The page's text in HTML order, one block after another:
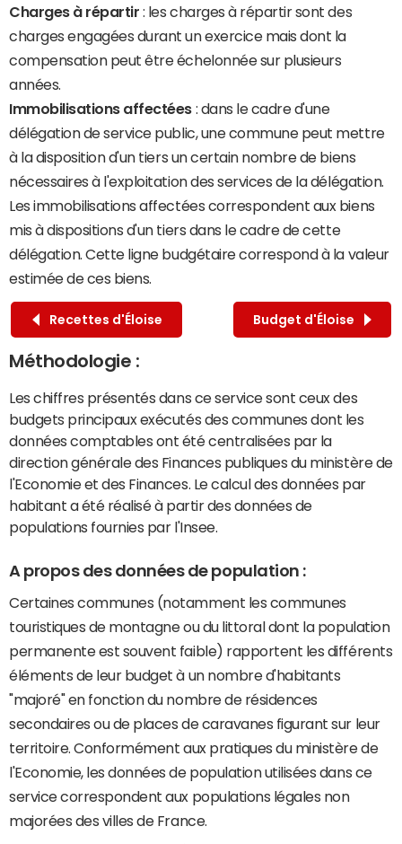
Charges à répartir : les charges à répartir sont des
charges engagées durant un exercice mais dont la
compensation peut être échelonnée sur plusieurs
années.
Immobilisations affectées : dans le cadre d'une
délégation de service public, une commune peut mettre
à la disposition d'un tiers un certain nombre de biens
nécessaires à l'exploitation des services de la délégation.
Les immobilisations affectées correspondent aux biens
mis à dispositions d'un tiers dans le cadre de cette
délégation. Cette ligne budgétaire correspond à la valeur
estimée de ces biens.
Recettes d'Éloise Budget d'Éloise
Méthodologie :
Les chiffres présentés dans ce service sont ceux des
budgets principaux exécutés des communes dont les
données comptables ont été centralisées par la
direction générale des Finances publiques du ministère de
l'Economie et des Finances. Le calcul des données par
habitant a été réalisé à partir des données de
populations fournies par l'Insee.
A propos des données de population :
Certaines communes (notamment les communes
touristiques de montagne ou du littoral dont la population
permanente est souvent faible) rapportent les différents
éléments de leur budget à un nombre d'habitants
"majoré" en fonction du nombre de résidences
secondaires ou de places de caravanes figurant sur leur
territoire. Conformément aux pratiques du ministère de
l'Economie, les données de population utilisées dans ce
service correspondent aux populations légales non
majorées des villes de France.